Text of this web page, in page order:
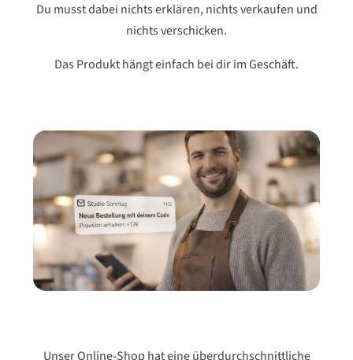
Du musst dabei nichts erklären, nichts verkaufen und
nichts verschicken.
Das Produkt hängt einfach bei dir im Geschäft.
Unser Online-Shop hat eine überdurchschnittliche